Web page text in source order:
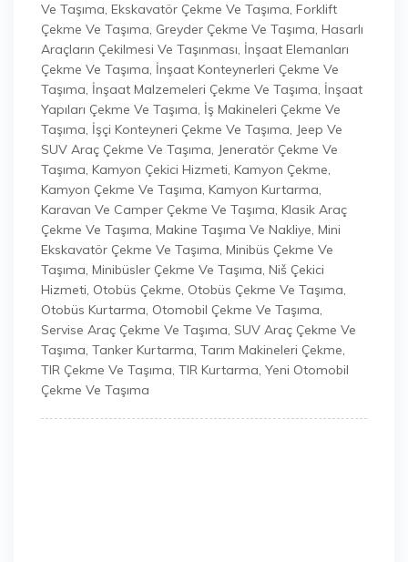
Ve Taşıma, Ekskavatör Çekme Ve Taşıma, Forklift
Çekme Ve Taşıma, Greyder Çekme Ve Taşıma, Hasarlı
Araçların Çekilmesi Ve Taşınması, İnşaat Elemanları
Çekme Ve Taşıma, İnşaat Konteynerleri Çekme Ve
Taşıma, İnşaat Malzemeleri Çekme Ve Taşıma, İnşaat
Yapıları Çekme Ve Taşıma, İş Makineleri Çekme Ve
Taşıma, İşçi Konteyneri Çekme Ve Taşıma, Jeep Ve
SUV Araç Çekme Ve Taşıma, Jeneratör Çekme Ve
Taşıma, Kamyon Çekici Hizmeti, Kamyon Çekme,
Kamyon Çekme Ve Taşıma, Kamyon Kurtarma,
Karavan Ve Camper Çekme Ve Taşıma, Klasik Araç
Çekme Ve Taşıma, Makine Taşıma Ve Nakliye, Mini
Ekskavatör Çekme Ve Taşıma, Minibüs Çekme Ve
Taşıma, Minibüsler Çekme Ve Taşıma, Niš Çekici
Hizmeti, Otobüs Çekme, Otobüs Çekme Ve Taşıma,
Otobüs Kurtarma, Otomobil Çekme Ve Taşıma,
Servise Araç Çekme Ve Taşıma, SUV Araç Çekme Ve
Taşıma, Tanker Kurtarma, Tarım Makineleri Çekme,
TIR Çekme Ve Taşıma, TIR Kurtarma, Yeni Otomobil
Çekme Ve Taşıma